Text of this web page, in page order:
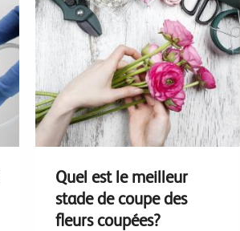
Quel est le meilleur
stade de coupe des
fleurs coupées?